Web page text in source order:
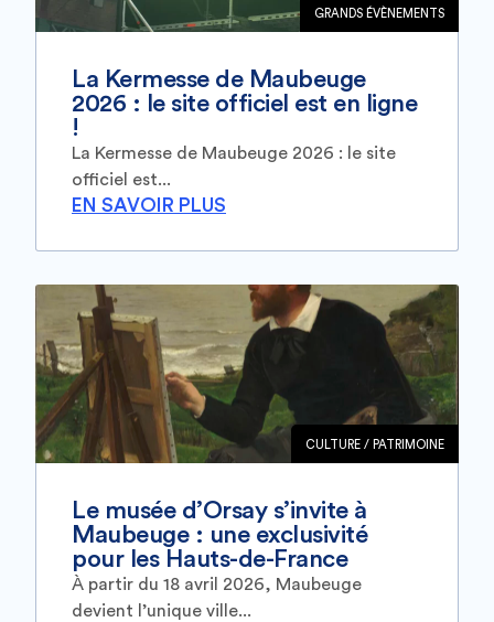
GRANDS ÉVÈNEMENTS
La Kermesse de Maubeuge
2026 : le site officiel est en ligne
!
La Kermesse de Maubeuge 2026 : le site
officiel est...
EN SAVOIR PLUS
CULTURE / PATRIMOINE
Le musée d’Orsay s’invite à
Maubeuge : une exclusivité
pour les Hauts-de-France
À partir du 18 avril 2026, Maubeuge
devient l’unique ville...